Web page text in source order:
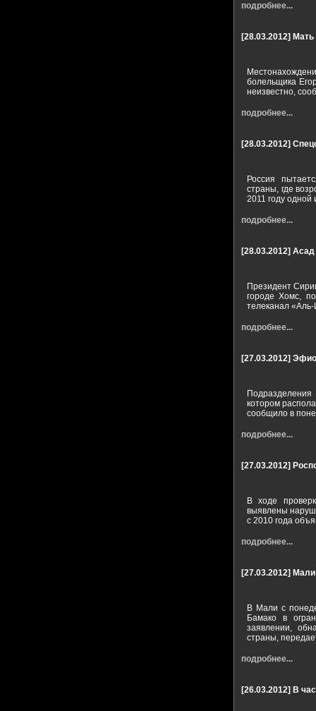
подробнее...
[28.03.2012] Мать
болельщика
неизвестно,
подробнее...
[28.03.2012]
Россия
страны, где
2011 году одной
подробнее...
[28.03.2012] Асад
Президент
городе Хомс,
телеканал
подробнее...
[27.03.2012]
котором
сообщило в
подробнее...
[27.03.2012]
В ходе
выявлены
с 2010 года
подробнее...
[27.03.2012]
В Мали с
Бамако в
заявлении,
страны,
подробнее...
[26.03.2012] В